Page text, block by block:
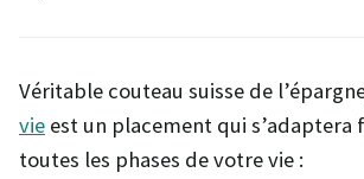
Véritable couteau suisse de
vie est un placement qui s’adaptera
toutes les phases de votre vie :